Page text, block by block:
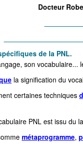
Docteur
de la PNL.
son vocabulaire...
la signification du
certaines techniques
PNL est issu du
métaprogramme,